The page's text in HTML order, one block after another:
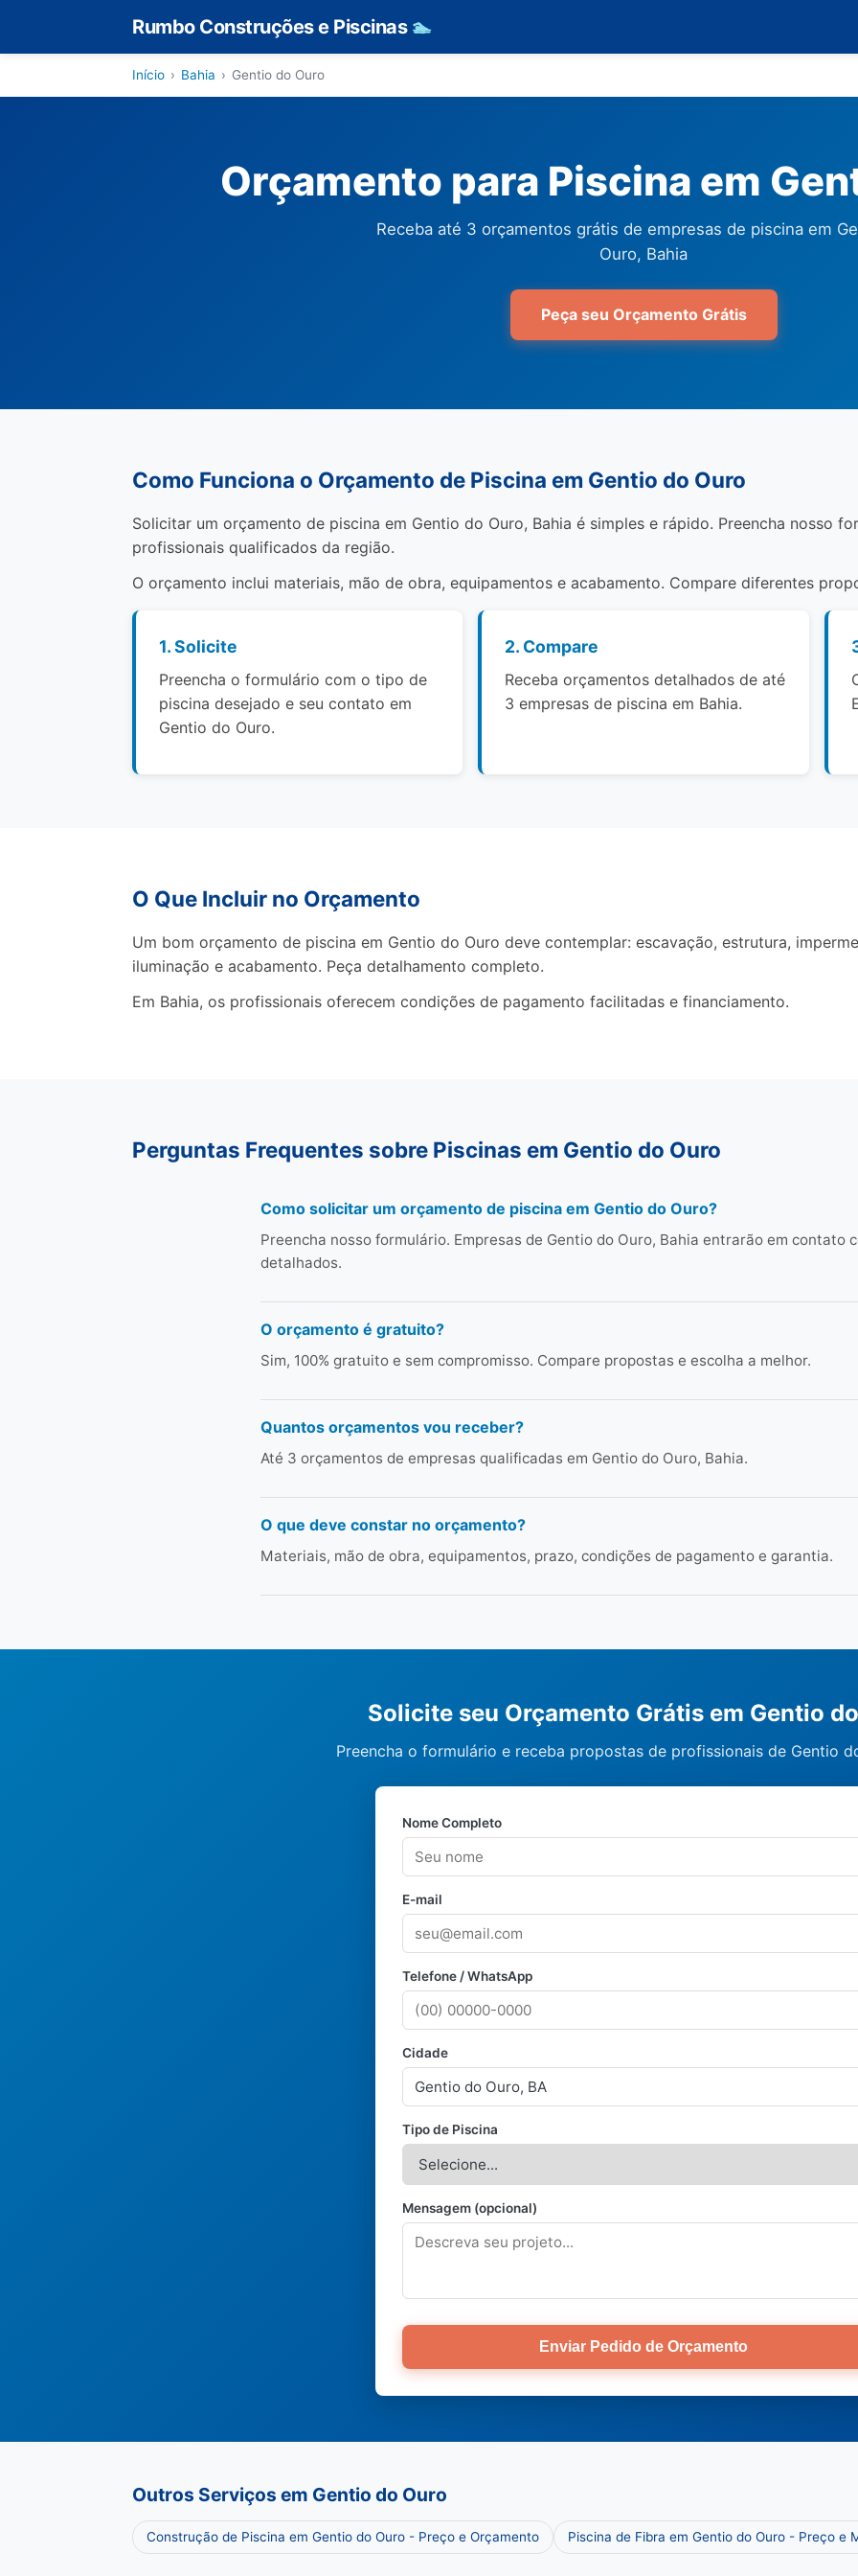
Rumbo Construções e Piscinas 🏊
Início › Bahia › Gentio do Ouro
Orçamento para Piscina em
Receba até 3 orçamentos grátis de empresas de piscina em
Ouro, Bahia
Peça seu Orçamento Grátis
Como Funciona o Orçamento de Piscina em Gentio do Ouro
Solicitar um orçamento de piscina em Gentio do Ouro, Bahia é simples e rápido. Preencha nosso
profissionais qualificados da região.
O orçamento inclui materiais, mão de obra, equipamentos e acabamento. Compare diferentes
1. Solicite
Preencha o formulário com o tipo de
piscina desejado e seu contato em
Gentio do Ouro.
2. Compare
Receba orçamentos detalhados de até
3 empresas de piscina em Bahia.
O Que Incluir no Orçamento
Um bom orçamento de piscina em Gentio do Ouro deve contemplar: escavação, estrutura,
iluminação e acabamento. Peça detalhamento completo.
Em Bahia, os profissionais oferecem condições de pagamento facilitadas e financiamento.
Perguntas Frequentes sobre Piscinas em Gentio do Ouro
Como solicitar um orçamento de piscina em Gentio do Ouro?
Preencha nosso formulário. Empresas de Gentio do Ouro, Bahia entrarão em contato
detalhados.
O orçamento é gratuito?
Sim, 100% gratuito e sem compromisso. Compare propostas e escolha a melhor.
Quantos orçamentos vou receber?
Até 3 orçamentos de empresas qualificadas em Gentio do Ouro, Bahia.
O que deve constar no orçamento?
Materiais, mão de obra, equipamentos, prazo, condições de pagamento e garantia.
Solicite seu Orçamento Grátis em Gentio
Preencha o formulário e receba propostas de profissionais de Gentio
Nome Completo
E-mail
Telefone / WhatsApp
Cidade
Tipo de Piscina
Mensagem (opcional)
Enviar Pedido de Orçamento
Outros Serviços em Gentio do Ouro
Construção de Piscina em Gentio do Ouro - Preço e Orçamento Piscina de Fibra em Gentio do Ouro - Preço e